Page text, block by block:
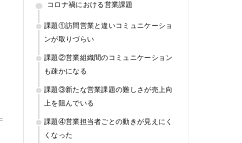
コロナ禍における営業課題
課題①訪問営業と違いコミュニケーショ
ンが取りづらい
課題②営業組織間のコミュニケーション
も疎かになる
課題③新たな営業課題の難しさが売上向
上を阻んでいる
課題④営業担当者ごとの動きが見えにく
くなった